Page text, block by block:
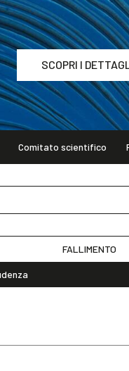
SCOPRI I
Comitato scientifico
FALLIMENTO